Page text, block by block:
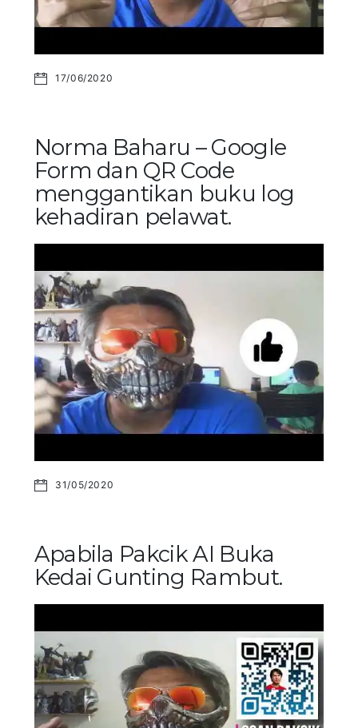
17/06/2020
Norma Baharu – Google
Form dan QR Code
menggantikan buku log
kehadiran pelawat.
31/05/2020
Apabila Pakcik AI Buka
Kedai Gunting Rambut.